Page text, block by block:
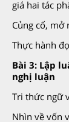
giá hai tác
Củng cố, mở
Thực hành
Bài 3: Lập
nghị luận
Tri thức ngữ
Nhìn về vốn